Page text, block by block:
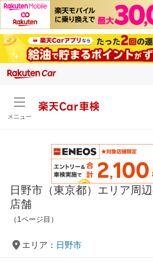
メニュー
楽天Car車検
日野市（東京都）エリア周
店舗
（1ページ目）
エリア： 日野市